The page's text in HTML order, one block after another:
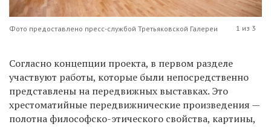
Фото предоставлено пресс-службой Третьяковской Галереи 1 из 3
Согласно концепции проекта, в первом разделе
участвуют работы, которые были непосредственно
представлены на передвижных выставках. Это
хрестоматийные передвижнические произведения —
полотна философско-этического свойства, картины,